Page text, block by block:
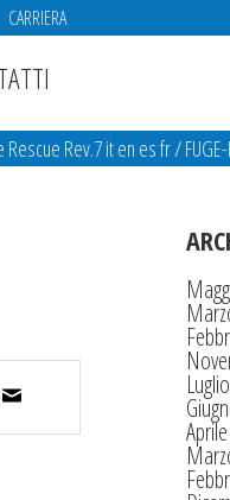
CARRIERA
Rescue Rev.7 it en es fr/